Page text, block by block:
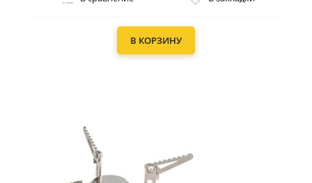
В КОРЗИНУ